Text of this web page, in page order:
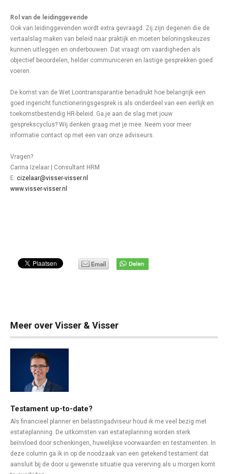
Rol van de leidinggevende
Ook van leidinggevenden wordt extra gevraagd. Zij zijn degenen die de
vertaalslag maken van beleid naar praktijk en moeten beloningskeuzes
kunnen uitleggen en onderbouwen. Dat vraagt om vaardigheden als
objectief beoordelen, helder communiceren en lastige gesprekken goed
voeren.
De komst van de Wet Loontransparantie benadrukt hoe belangrijk een
goed ingericht functioneringsgesprek is als onderdeel van een eerlijk en
toekomstbestendig HR-beleid. Ga je aan de slag met jouw
gesprekscyclus? Wij denken graag met je mee. Neem voor meer
informatie contact op met een van onze adviseurs.
Vragen?
Carina Izelaar | Consultant HRM
E: cizelaar@visser-visser.nl
www.visser-visser.nl
Meer over Visser & Visser
Testament up-to-date?
Als financieel planner en belastingadviseur houd ik me veel bezig met
estateplanning. De uitkomsten van estateplanning worden sterk
beïnvloed door schenkingen, huwelijkse voorwaarden en testamenten. In
deze column ga ik in op de noodzaak van een getekend testament dat
aansluit bij de door u gewenste situatie qua vererving als u morgen komt